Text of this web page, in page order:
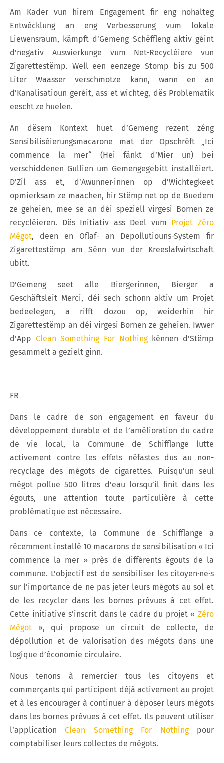
Am Kader vun hirem Engagement fir eng nohalteg
Entwécklung an eng Verbesserung vum lokale
Liewensraum, kämpft d’Gemeng Schëffleng aktiv géint
d’negativ Auswierkunge vum Net-Recycléiere vun
Zigarettestëmp. Well een eenzege Stomp bis zu 500
Liter Waasser verschmotze kann, wann en an
d’Kanalisatioun geréit, ass et wichteg, dës Problematik
eescht ze huelen.
An dësem Kontext huet d’Gemeng rezent zéng
Sensibiliséierungsmacarone mat der Opschrëft „Ici
commence la mer“ (Hei fänkt d’Mier un) bei
verschiddenen Gullien um Gemengegebitt installéiert.
D’Zil ass et, d’Awunner·innen op d’Wichtegkeet
opmierksam ze maachen, hir Stëmp net op de Buedem
ze geheien, mee se an déi speziell virgesi Bornen ze
recycléieren. Dës Initiativ ass Deel vum Projet Zéro
Mégot, deen en Oflaf- an Depollutiouns-System fir
Zigarettestëmp am Sënn vun der Kreeslafwirtschaft
ubitt.
D’Gemeng seet alle Biergerinnen, Bierger a
Geschäftsleit Merci, déi sech schonn aktiv um Projet
bedeelegen, a rifft dozou op, weiderhin hir
Zigarettestëmp an déi virgesi Bornen ze geheien. Iwwer
d’App Clean Something For Nothingkënnen d’Stëmp
gesammelt a gezielt ginn.
FR
Dans le cadre de son engagement en faveur du
développement durable et de l’amélioration du cadre
de vie local, la Commune de Schifflange lutte
activement contre les effets néfastes dus au non-
recyclage des mégots de cigarettes. Puisqu’un seul
mégot pollue 500 litres d’eau lorsqu’il finit dans les
égouts, une attention toute particulière à cette
problématique est nécessaire.
Dans ce contexte, la Commune de Schifflange a
récemment installé 10 macarons de sensibilisation « Ici
commence la mer » près de différents égouts de la
commune. L’objectif est de sensibiliser les citoyen·ne·s
sur l’importance de ne pas jeter leurs mégots au sol et
de les recycler dans les bornes prévues à cet effet.
Cette initiative s’inscrit dans le cadre du projet « Zéro
Mégot », qui propose un circuit de collecte, de
dépollution et de valorisation des mégots dans une
logique d’économie circulaire.
Nous tenons à remercier tous les citoyens et
commerçants qui participent déjà activement au projet
et à les encourager à continuer à déposer leurs mégots
dans les bornes prévues à cet effet. Ils peuvent utiliser
l’applicationClean Something For Nothingpour
comptabiliser leurs collectes de mégots.